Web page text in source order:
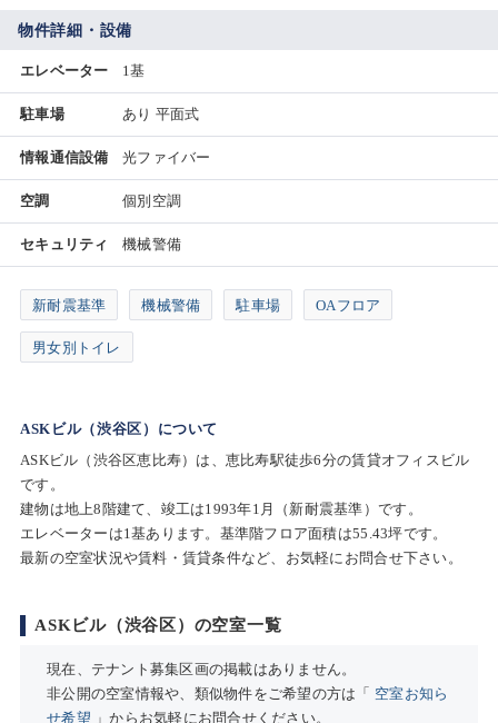
物件詳細・設備
エレベーター 1基
駐車場 あり 平面式
情報通信設備 光ファイバー
空調 個別空調
セキュリティ 機械警備
新耐震基準 機械警備 駐車場 OAフロア
男女別トイレ
ASKビル（渋谷区）について
ASKビル（渋谷区恵比寿）は、恵比寿駅徒歩6分の賃貸オフィスビル
です。
建物は地上8階建て、竣工は1993年1月（新耐震基準）です。
エレベーターは1基あります。基準階フロア面積は55.43坪です。
最新の空室状況や賃料・賃貸条件など、お気軽にお問合せ下さい。
ASKビル（渋谷区）の空室一覧
現在、テナント募集区画の掲載はありません。
非公開の空室情報や、類似物件をご希望の方は「 空室お知ら
せ希望 」からお気軽にお問合せください。